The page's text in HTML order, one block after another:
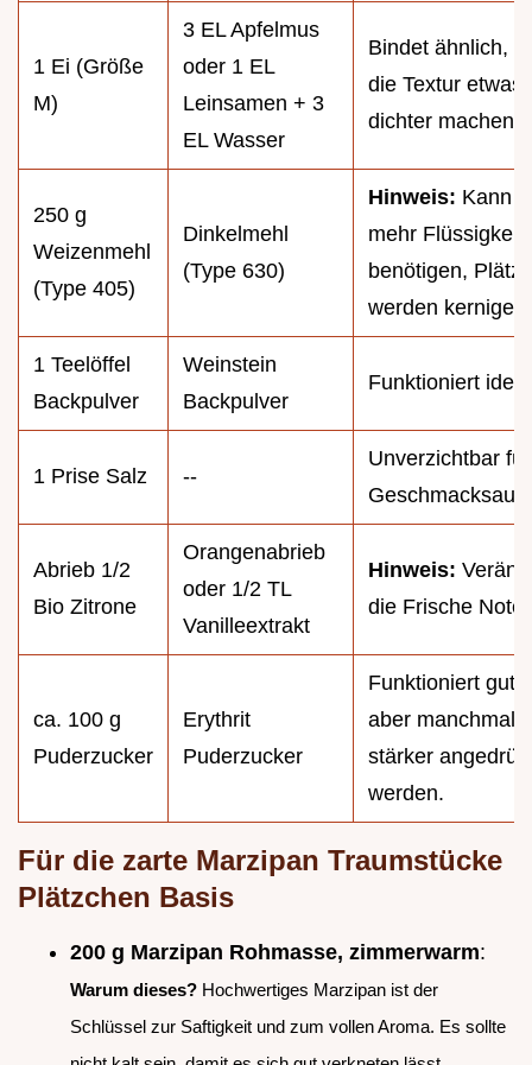
1 Ei (Größe
M)
3 EL Apfelmus
oder 1 EL
Leinsamen + 3
EL Wasser
Bindet ähnlich,
die Textur etwas
dichter machen.
250 g
Weizenmehl
(Type 405)
Dinkelmehl
(Type 630)
Hinweis: Kann
mehr Flüssigkeit
benötigen,
werden kerniger.
1 Teelöffel
Backpulver
Weinstein
Backpulver
Funktioniert
1 Prise Salz --
Unverzichtbar
Abrieb 1/2
Bio Zitrone
Orangenabrieb
oder 1/2 TL
Vanilleextrakt
Hinweis:
die Frische Note
ca. 100 g
Puderzucker
Erythrit
Puderzucker
Funktioniert gut,
aber manchmal
stärker
werden.
Für die zarte Marzipan Traumstücke
Plätzchen Basis
200 g Marzipan Rohmasse, zimmerwarm:
Warum dieses? Hochwertiges Marzipan ist der
Schlüssel zur Saftigkeit und zum vollen Aroma. Es sollte